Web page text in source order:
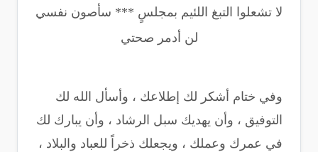
لا تشعلوا التبغ اللئيم بمجلسٍ *** سأصون نفسي
لن أدمر صحتي
وفي ختام أشكر لك إطلاعك ، وأسأل الله لك
التوفيق ، وأن يهديك سبل الرشاد ، وأن يبارك لك
في عمرك وعملك ، ويجعلك ذخراً للعباد والبلاد ،